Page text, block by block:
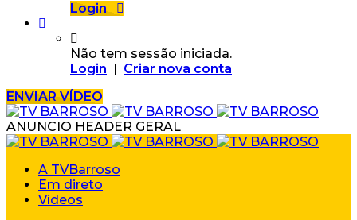
Login
Não tem sessão iniciada.
Login | Criar nova conta
ENVIAR VÍDEO
ANUNCIO HEADER GERAL
A TVBarroso
Em direto
Vídeos